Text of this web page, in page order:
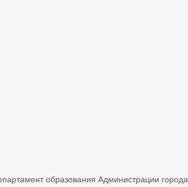
образования Администрации города